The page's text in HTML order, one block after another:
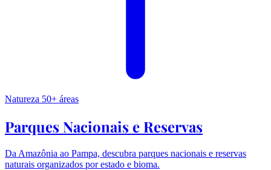
Natureza 50+ áreas
Parques Nacionais e Reservas
Da Amazônia ao Pampa, descubra parques nacionais e reservas
naturais organizados por estado e bioma.